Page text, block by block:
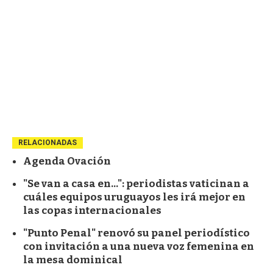
RELACIONADAS
Agenda Ovación
"Se van a casa en...": periodistas vaticinan a
cuáles equipos uruguayos les irá mejor en
las copas internacionales
"Punto Penal" renovó su panel periodístico
con invitación a una nueva voz femenina en
la mesa dominical